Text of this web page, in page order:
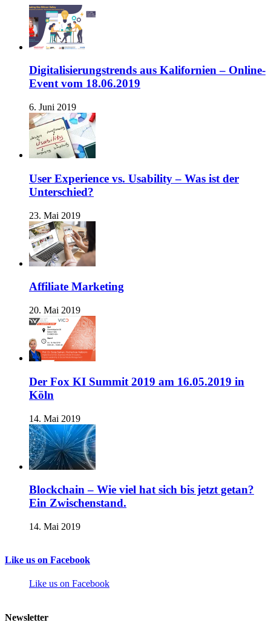
Digitalisierungstrends aus Kalifornien – Online-
Event vom 18.06.2019
6. Juni 2019
User Experience vs. Usability – Was ist der
Unterschied?
23. Mai 2019
Affiliate Marketing
20. Mai 2019
Der Fox KI Summit 2019 am 16.05.2019 in
Köln
14. Mai 2019
Blockchain – Wie viel hat sich bis jetzt getan?
Ein Zwischenstand.
14. Mai 2019
Like us on Facebook
Like us on Facebook
Newsletter